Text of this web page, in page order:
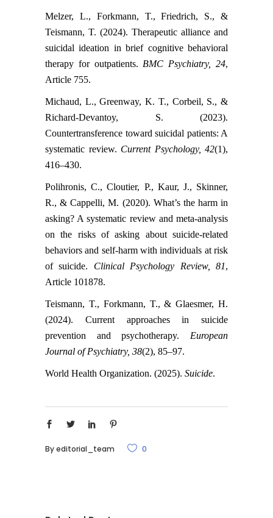
Melzer, L., Forkmann, T., Friedrich, S., &
Teismann, T. (2024). Therapeutic alliance and
suicidal ideation in brief cognitive behavioral
therapy for outpatients. BMC Psychiatry, 24,
Article 755.
Michaud, L., Greenway, K. T., Corbeil, S., &
Richard-Devantoy, S. (2023).
Countertransference toward suicidal patients: A
systematic review. Current Psychology, 42(1),
416–430.
Polihronis, C., Cloutier, P., Kaur, J., Skinner,
R., & Cappelli, M. (2020). What’s the harm in
asking? A systematic review and meta-analysis
on the risks of asking about suicide-related
behaviors and self-harm with individuals at risk
of suicide. Clinical Psychology Review, 81,
Article 101878.
Teismann, T., Forkmann, T., & Glaesmer, H.
(2024). Current approaches in suicide
prevention and psychotherapy. European
Journal of Psychiatry, 38(2), 85–97.
World Health Organization. (2025). Suicide.
Byeditorial_team 0